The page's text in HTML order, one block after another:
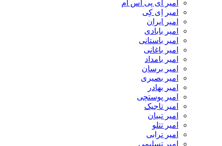
امیر ای پی اس ام
امیر اِی کِی
امیر ایران
امیر بابادی
امیر باستانی
امیر باغانی
امیر بامداد
امیر برسان
امیر بصیری
امیر بهادر
امیر پوستچی
امیر تاجیک
امیر تبیان
امیر تتلو
امیر ترابی
امیر تسلیمی